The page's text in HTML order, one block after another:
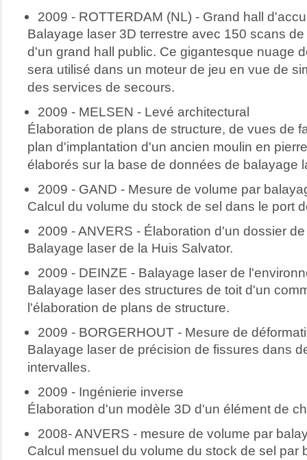
2009 - ROTTERDAM (NL) - Grand hall
Balayage laser 3D terrestre avec 150 scans
d'un grand hall public. Ce gigantesque nuage
sera utilisé dans un moteur de jeu en vue de
des services de secours.
2009 - MELSEN - Levé architectural
Élaboration de plans de structure, de vues de
plan d'implantation d'un ancien moulin en
élaborés sur la base de données de balayage
2009 - GAND - Mesure de volume par
Calcul du volume du stock de sel dans le port
2009 - ANVERS - Élaboration d'un dossier
Balayage laser de la Huis Salvator.
2009 - DEINZE - Balayage laser de
Balayage laser des structures de toit d'un
l'élaboration de plans de structure.
2009 - BORGERHOUT - Mesure de
Balayage laser de précision de fissures dans
intervalles.
2009 - Ingénierie inverse
Élaboration d'un modèle 3D d'un élément de
2008- ANVERS - mesure de volume par
Calcul mensuel du volume du stock de sel par